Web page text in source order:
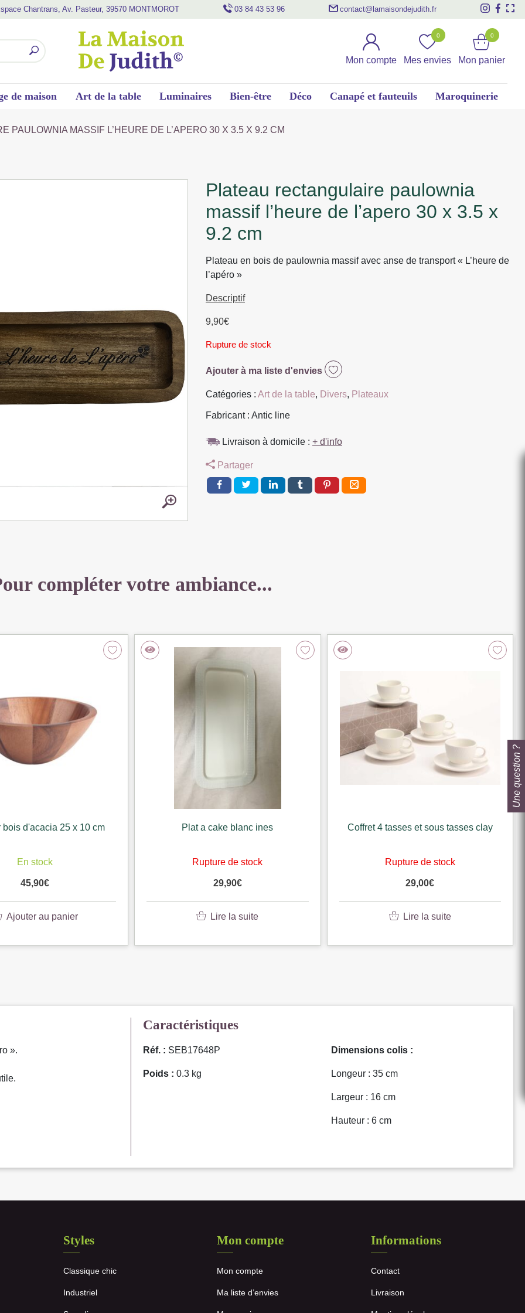
Chantrans, Av. Pasteur, 39570 MONTMOROT 03 84 43 53 96 contact@lamaisondejudith.fr
Mon compte Mes envies
0
Mon panier
0
de maison Art de la table Luminaires Bien-être Déco Canapé et fauteuils Maroquinerie
PAULOWNIA MASSIF L’HEURE DE L’APERO 30 X 3.5 X 9.2 CM
plateau rectangulaire paulownia
massif l’heure de l’apero 30 x 3.5 x
9.2 cm
Plateau en bois de paulownia massif avec anse de transport « L’heure de
l’apéro »
Descriptif
9,90€
Rupture de stock
Ajouter à ma liste d'envies
Catégories : Art de la table, Divers, Plateaux
Fabricant : Antic line
Livraison à domicile : + d'info
Partager
compléter votre ambiance...
d'acacia 25 x 10 cm
En stock
45,90€
Ajouter au panier
Plat a cake blanc ines
Rupture de stock
29,90€
Lire la suite
Coffret 4 tasses et sous tasses clay
Rupture de stock
29,00€
Lire la suite
».
Caractéristiques
Réf. : SEB17648P
Poids : 0.3 kg
Dimensions colis :
Longeur : 35 cm
Largeur : 16 cm
Hauteur : 6 cm
Styles
Classique chic
Industriel
Mon compte
Mon compte
Ma liste d’envies
Informations
Contact
Livraison
Une question ?